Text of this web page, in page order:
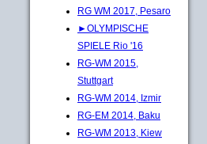
RG WM 2017, Pesaro
►OLYMPISCHE
SPIELE Rio '16
RG-WM 2015,
Stuttgart
RG-WM 2014, Izmir
RG-EM 2014, Baku
RG-WM 2013, Kiew